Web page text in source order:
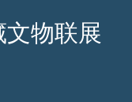
物联展